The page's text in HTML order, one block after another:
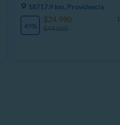
18717.9 km, Providencia
49%
$24.990